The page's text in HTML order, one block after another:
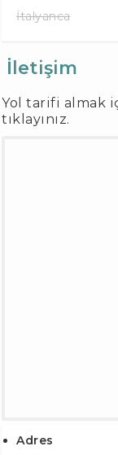
İtalyanca
İletişim
Yol tarifi almak
tıklayınız.
Adres